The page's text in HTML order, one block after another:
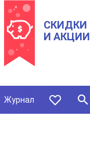
СКИДКИ
И АКЦИИ
Журнал